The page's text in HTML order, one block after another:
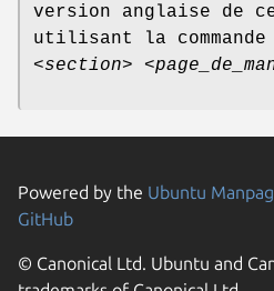
version anglaise de ce
utilisant la commande
<section>
Powered by the Ubuntu
GitHub
© Canonical Ltd. Ubuntu and